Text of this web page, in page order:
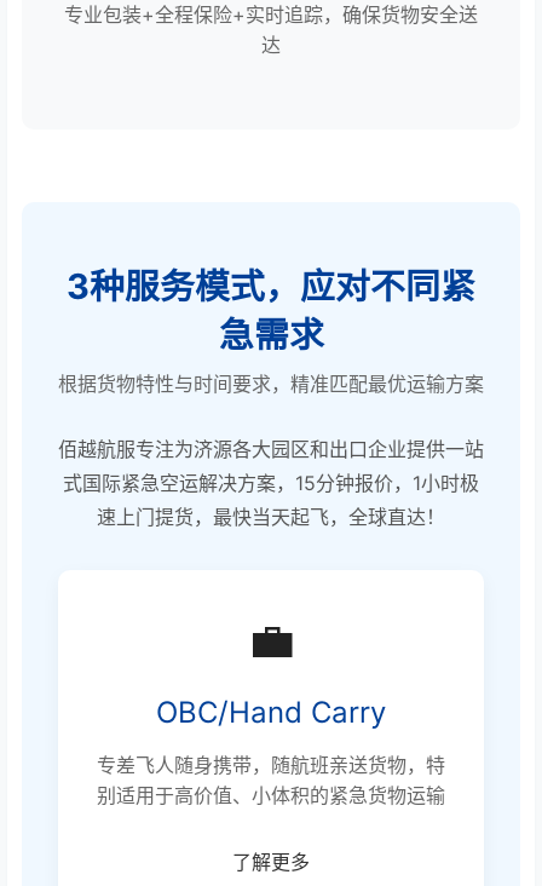
专业包装+全程保险+实时追踪，确保货物安全送
达
3种服务模式，应对不同紧
急需求
根据货物特性与时间要求，精准匹配最优运输方案
佰越航服专注为济源各大园区和出口企业提供一站
式国际紧急空运解决方案，15分钟报价，1小时极
速上门提货，最快当天起飞，全球直达！
💼
OBC/Hand Carry
专差飞人随身携带，随航班亲送货物，特
别适用于高价值、小体积的紧急货物运输
了解更多